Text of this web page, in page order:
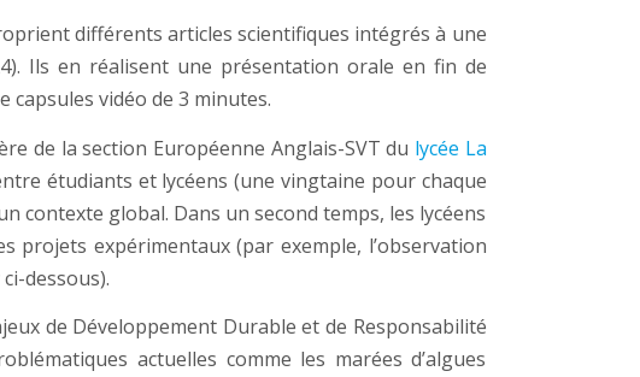
différents articles scientifiques intégrés à une
Ils en réalisent une présentation orale en fin de
capsules vidéo de 3 minutes.
de la section Européenne Anglais-SVT du lycée La
étudiants et lycéens (une vingtaine pour chaque
contexte global. Dans un second temps, les lycéens
expérimentaux (par exemple, l’observation
dessous).
de Développement Durable et de Responsabilité
actuelles comme les marées d’algues